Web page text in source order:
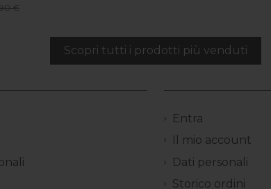
€
Scopri tutti i prodotti più venduti
Entra
Il mio account
Dati personali
Storico ordini